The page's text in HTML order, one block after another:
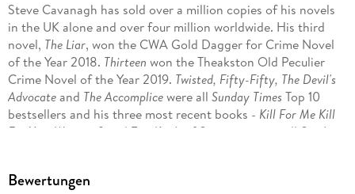
Steve Cavanagh has sold over a million copies of his novels
in the UK alone and over four million worldwide. His third
novel, The Liar, won the CWA Gold Dagger for Crime Novel
of the Year 2018. Thirteen won the Theakston Old Peculier
Crime Novel of the Year 2019. Twisted, Fifty-Fifty, The Devil's
Advocateand The Accomplicewere all Sunday Times Top 10
bestsellers and his three most recent books - Kill For Me Kill
For You, Witness 8
and Two Kinds of Stranger - were all Sunday
Bewertungen